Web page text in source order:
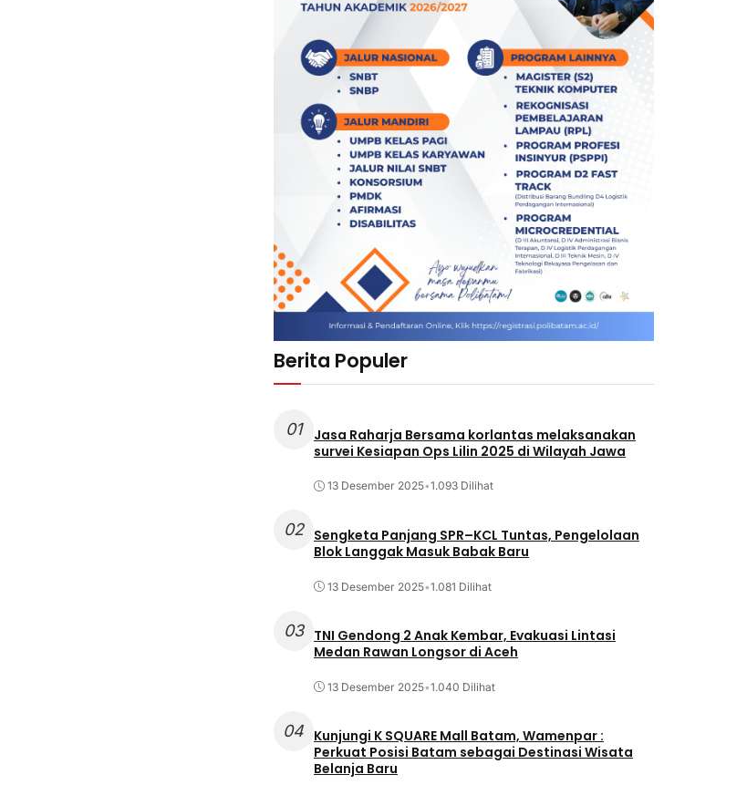
Berita Populer
01
Jasa Raharja Bersama korlantas melaksanakan
survei Kesiapan Ops Lilin 2025 di Wilayah Jawa
13 Desember 2025•1.093 Dilihat
02
Sengketa Panjang SPR–KCL Tuntas, Pengelolaan
Blok Langgak Masuk Babak Baru
13 Desember 2025•1.081 Dilihat
03
TNI Gendong 2 Anak Kembar, Evakuasi Lintasi
Medan Rawan Longsor di Aceh
13 Desember 2025•1.040 Dilihat
04 Kunjungi K SQUARE Mall Batam, Wamenpar :
Perkuat Posisi Batam sebagai Destinasi Wisata
Belanja Baru